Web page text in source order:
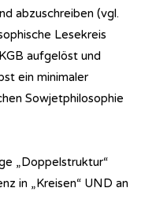
abzuschreiben (vgl.
Lesekreis
aufgelöst und
ein minimaler
Sowjetphilosophie
„Doppelstruktur“
in „Kreisen“ UND an